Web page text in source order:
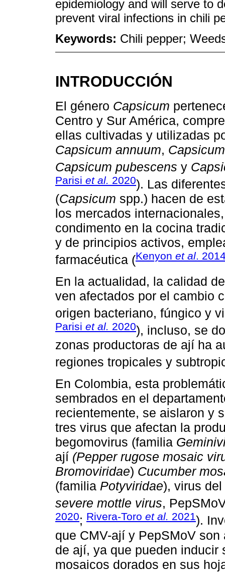
epidemiology and will serve to
prevent viral infections in chili
Keywords: Chili pepper;
INTRODUCCIÓN
El género Capsicum
Centro y Sur América,
ellas cultivadas y utilizadas
Capsicum annuum,
Capsicum pubescens y
Parisi et al. 2020). Las
(Capsicum spp.) hacen de
los mercados
condimento en la cocina
y de principios activos,
farmacéutica (Kenyon et al.
En la actualidad, la calidad
ven afectados por el cambio
origen bacteriano, fúngico y
Parisi et al. 2020), incluso, se
zonas productoras de ají ha
regiones tropicales y
En Colombia, esta
sembrados en el
recientemente, se aislaron y
tres virus que afectan la
begomovirus (familia
ají (Pepper rugose mosaic
Bromoviridae) Cucumber
(familia Potyviridae), virus
severe mottle virus,
2020; Rivera-Toro et al. 2021).
que CMV-ají y PepSMoV
de ají, ya que pueden
mosaicos dorados en sus